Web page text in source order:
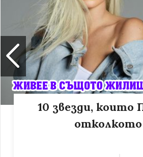
10 звезди,